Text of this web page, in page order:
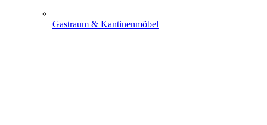
Gastraum & Kantinenmöbel